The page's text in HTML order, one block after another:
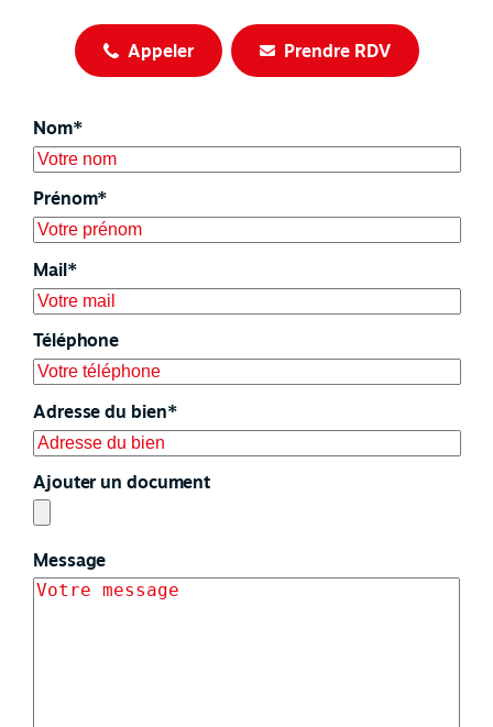
Appeler Prendre RDV
Nom*
Prénom*
Mail*
Téléphone
Adresse du bien*
Ajouter un document
Message